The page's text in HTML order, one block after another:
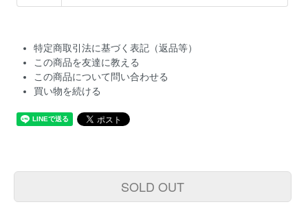
特定商取引法に基づく表記（返品等）
この商品を友達に教える
この商品について問い合わせる
買い物を続ける
SOLD OUT